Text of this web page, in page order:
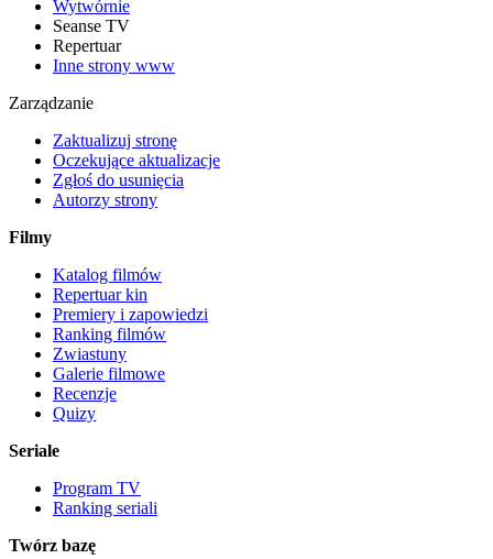
Wytwórnie
Seanse TV
Repertuar
Inne strony www
Zarządzanie
Zaktualizuj stronę
Oczekujące aktualizacje
Zgłoś do usunięcia
Autorzy strony
Filmy
Katalog filmów
Repertuar kin
Premiery i zapowiedzi
Ranking filmów
Zwiastuny
Galerie filmowe
Recenzje
Quizy
Seriale
Program TV
Ranking seriali
Twórz bazę